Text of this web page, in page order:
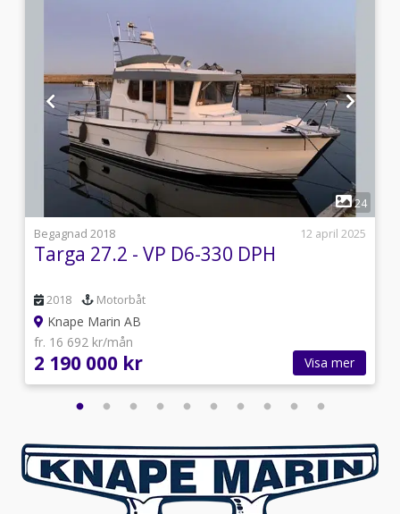
24
Begagnad 2018
12 april 2025
Targa 27.2 - VP D6-330 DPH
2018 Motorbåt
Knape Marin AB
fr. 16 692 kr/mån
2 190 000 kr Visa mer